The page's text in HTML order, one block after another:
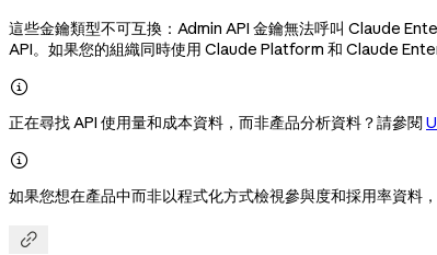
這些金鑰類型不可互換：Admin API 金鑰無法呼叫 Claude
API。如果您的組織同時使用 Claude Platform 和 Claude

正在尋找 API 使用量和成本資料，而非產品分析資料？請參閱

如果您想在產品中而非以程式化方式檢視參與度和採用率資料
